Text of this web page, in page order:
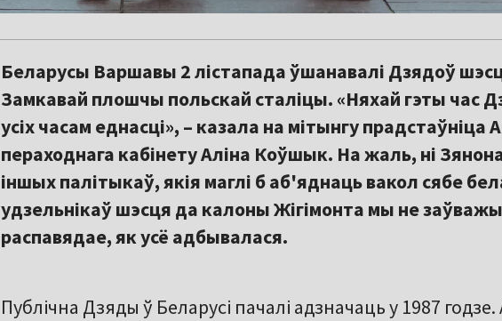
Беларусы Варшавы 2 лістапада ўшанавалі Дзядоў
Замкавай плошчы польскай сталіцы. «Няхай гэты час
усіх часам еднасці», – казала на мітынгу прадстаўніца
пераходнага кабінету Аліна Коўшык. На жаль, ні
іншых палітыкаў, якія маглі б аб'яднаць вакол сябе
удзельнікаў шэсця да калоны Жігімонта мы не
распавядае, як усё адбывалася.
Публічна Дзяды ў Беларусі пачалі адзначаць у 1987 годзе.